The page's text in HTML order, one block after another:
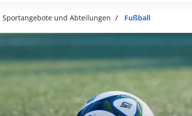
Sportangebote und Abteilungen Fußball